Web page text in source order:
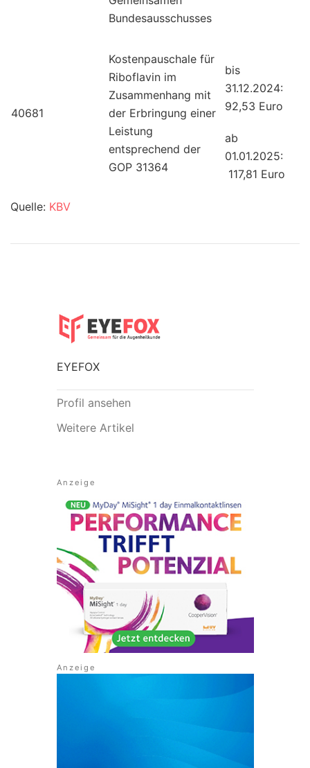
Bundesausschusses
40681
Kostenpauschale für
Riboflavin im
Zusammenhang mit
der Erbringung einer
Leistung
entsprechend der
GOP 31364
bis
31.12.2024:
92,53 Euro
ab
01.01.2025:
117,81 Euro
Quelle: KBV
EYEFOX
Profil ansehen
Weitere Artikel